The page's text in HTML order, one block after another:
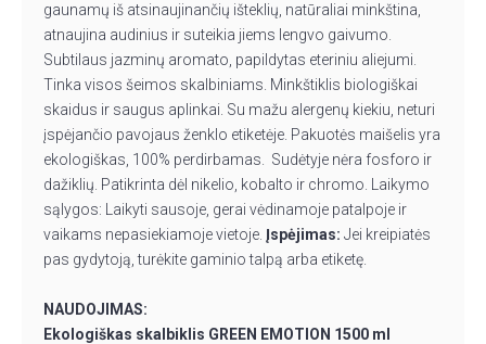
gaunamų iš atsinaujinančių išteklių, natūraliai minkština,
atnaujina audinius ir suteikia jiems lengvo gaivumo.
Subtilaus jazminų aromato, papildytas eteriniu aliejumi.
Tinka visos šeimos skalbiniams. Minkštiklis biologiškai
skaidus ir saugus aplinkai. Su mažu alergenų kiekiu, neturi
įspėjančio pavojaus ženklo etiketėje. Pakuotės maišelis yra
ekologiškas, 100% perdirbamas. Sudėtyje nėra fosforo ir
dažiklių. Patikrinta dėl nikelio, kobalto ir chromo. Laikymo
sąlygos: Laikyti sausoje, gerai vėdinamoje patalpoje ir
vaikams nepasiekiamoje vietoje. Įspėjimas: Jei kreipiatės
pas gydytoją, turėkite gaminio talpą arba etiketę.
NAUDOJIMAS:
Ekologiškas skalbiklis GREEN EMOTION 1500 ml